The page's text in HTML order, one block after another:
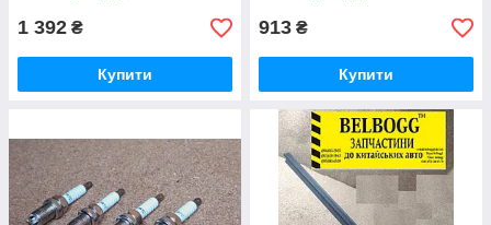
1 392 ₴
Купити
913 ₴
Купити